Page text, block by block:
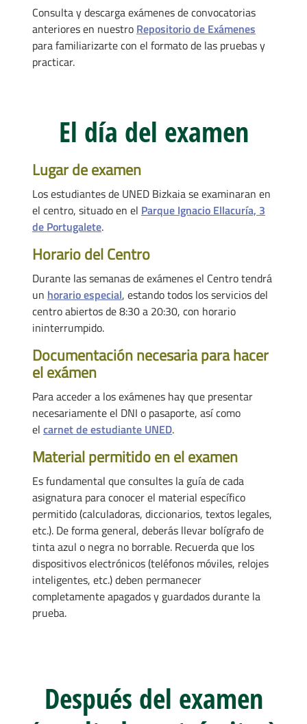
Consulta y descarga exámenes de convocatorias
anteriores en nuestro Repositorio de Exámenes
para familiarizarte con el formato de las pruebas y
practicar.
El día del examen
Lugar de examen
Los estudiantes de UNED Bizkaia se examinaran en
el centro, situado en el Parque Ignacio Ellacuría, 3
de Portugalete.
Horario del Centro
Durante las semanas de exámenes el Centro tendrá
un horario especial, estando todos los servicios del
centro abiertos de 8:30 a 20:30, con horario
ininterrumpido.
Documentación necesaria para hacer
el exámen
Para acceder a los exámenes hay que presentar
necesariamente el DNI o pasaporte, así como
el carnet de estudiante UNED.
Material permitido en el examen
Es fundamental que consultes la guía de cada
asignatura para conocer el material específico
permitido (calculadoras, diccionarios, textos legales,
etc.). De forma general, deberás llevar bolígrafo de
tinta azul o negra no borrable. Recuerda que los
dispositivos electrónicos (teléfonos móviles, relojes
inteligentes, etc.) deben permanecer
completamente apagados y guardados durante la
prueba.
Después del examen